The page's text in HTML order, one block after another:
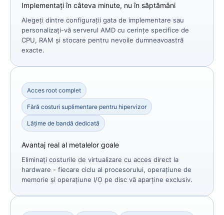
Implementați în câteva minute, nu în săptămâni
Alegeți dintre configurații gata de implementare sau
personalizați-vă serverul AMD cu cerințe specifice de
CPU, RAM și stocare pentru nevoile dumneavoastră
exacte.
Acces root complet
Fără costuri suplimentare pentru hipervizor
Lățime de bandă dedicată
Avantaj real al metalelor goale
Eliminați costurile de virtualizare cu acces direct la
hardware - fiecare ciclu al procesorului, operațiune de
memorie și operațiune I/O pe disc vă aparține exclusiv.